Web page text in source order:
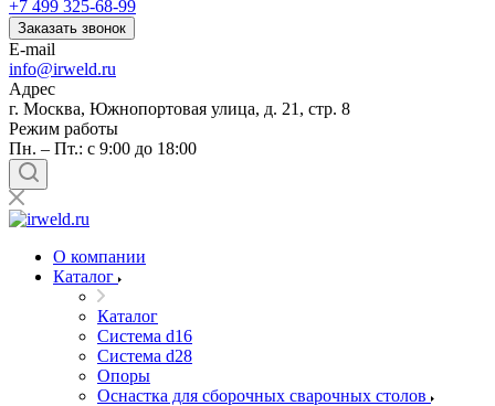
+7 499 325-68-99
Заказать звонок
E-mail
info@irweld.ru
Адрес
г. Москва, Южнопортовая улица, д. 21, стр. 8
Режим работы
Пн. – Пт.: с 9:00 до 18:00
О компании
Каталог
Каталог
Система d16
Система d28
Опоры
Оснастка для сборочных сварочных столов